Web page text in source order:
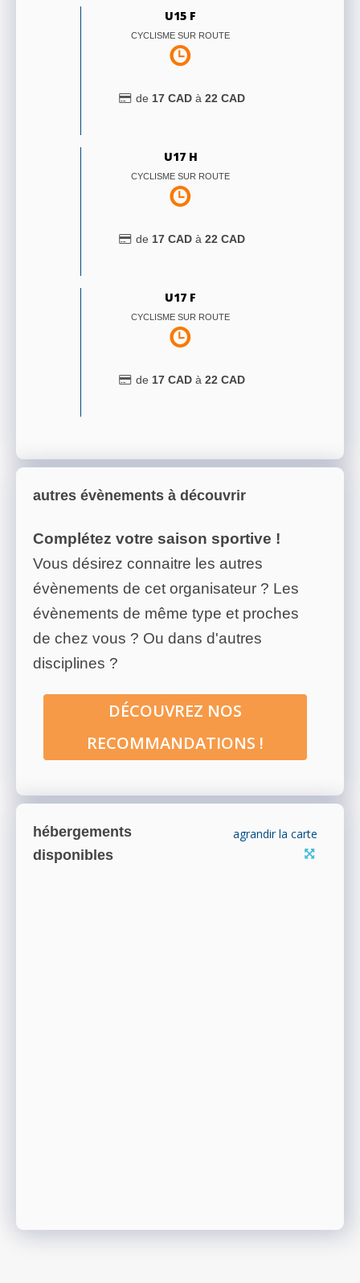
U15 F
CYCLISME SUR ROUTE
de 17 CAD à 22 CAD
U17 H
CYCLISME SUR ROUTE
de 17 CAD à 22 CAD
U17 F
CYCLISME SUR ROUTE
de 17 CAD à 22 CAD
autres évènements à découvrir
Complétez votre saison sportive !
Vous désirez connaitre les autres
évènements de cet organisateur ? Les
évènements de même type et proches
de chez vous ? Ou dans d'autres
disciplines ?
DÉCOUVREZ NOS
RECOMMANDATIONS !
hébergements
disponibles
agrandir la carte